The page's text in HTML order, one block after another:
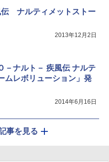
ナルティメットストー
2013年12月2日
－ナルト－ 疾風伝 ナルテ
ムレボリューション」発
2014年6月16日
事を見る